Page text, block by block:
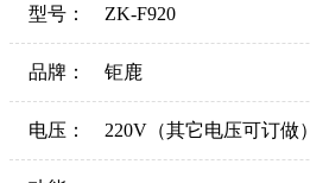
型号： ZK-F920
品牌： 钜鹿
电压： 220V（其它电压可订做）